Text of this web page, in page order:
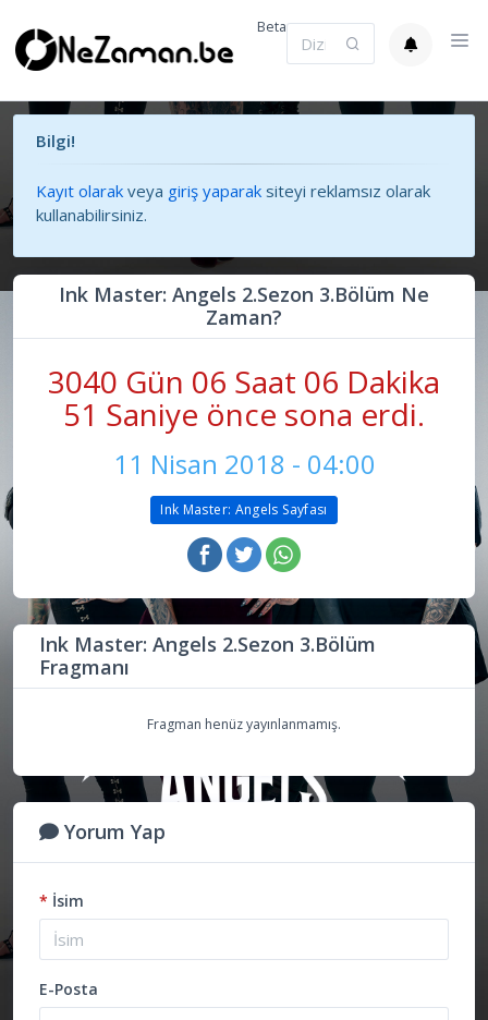
Beta
Bilgi!
Kayıt olarak veya giriş yaparak siteyi reklamsız olarak
kullanabilirsiniz.
Ink Master: Angels 2.Sezon 3.Bölüm Ne
Zaman?
3040 Gün 06 Saat 06 Dakika
51 Saniye önce sona erdi.
11 Nisan 2018 - 04:00
Ink Master: Angels Sayfası
Ink Master: Angels 2.Sezon 3.Bölüm
Fragmanı
Fragman henüz yayınlanmamış.
Yorum Yap
* İsim
E-Posta